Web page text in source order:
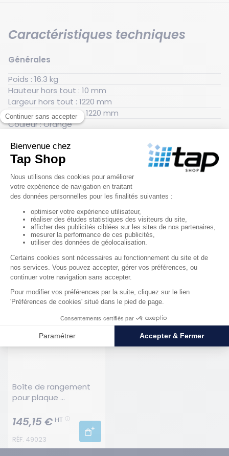
Caractéristiques techniques
Générales
Poids : 16.3 kg
Hauteur hors tout : 10 mm
Largeur hors tout : 1220 mm
Longueur hors tout : 1220 mm
Couleur : Orange
Documentation
Fiche technique 49017
Produits complémentaires
Boîte de rangement
pour plaque
L1295xØ177 mm
RÉF. 49023
145,15 € HT